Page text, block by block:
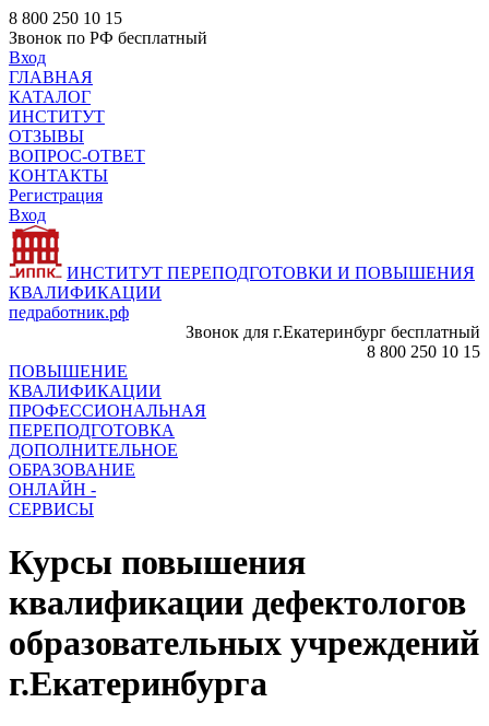
8 800 250 10 15
Звонок по РФ бесплатный
Вход
ГЛАВНАЯ
КАТАЛОГ
ИНСТИТУТ
ОТЗЫВЫ
ВОПРОС-ОТВЕТ
КОНТАКТЫ
Регистрация
Вход
ИНСТИТУТ ПЕРЕПОДГОТОВКИ И ПОВЫШЕНИЯ
КВАЛИФИКАЦИИ
педработник.рф
Звонок для г.Екатеринбург бесплатный
8 800 250 10 15
ПОВЫШЕНИЕ
КВАЛИФИКАЦИИ
ПРОФЕССИОНАЛЬНАЯ
ПЕРЕПОДГОТОВКА
ДОПОЛНИТЕЛЬНОЕ
ОБРАЗОВАНИЕ
ОНЛАЙН -
СЕРВИСЫ
Курсы повышения
квалификации дефектологов
образовательных учреждений
г.Екатеринбурга